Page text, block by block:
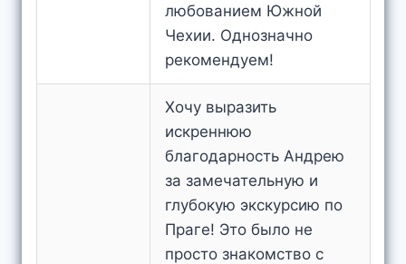
любованием Южной
Чехии. Однозначно
рекомендуем!
Хочу выразить
искреннюю
благодарность Андрею
за замечательную и
глубокую экскурсию по
Праге! Это было не
просто знакомство с